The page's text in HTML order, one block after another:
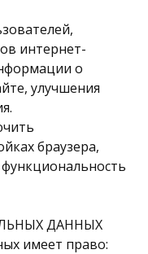
интернет-
о
улучшения
браузера,
ДАННЫХ
имеет право: